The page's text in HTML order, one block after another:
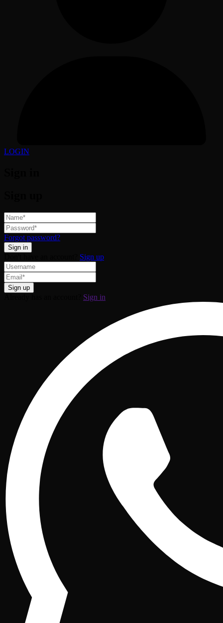
LOGIN
Forgot password?
Sign up
Sign in